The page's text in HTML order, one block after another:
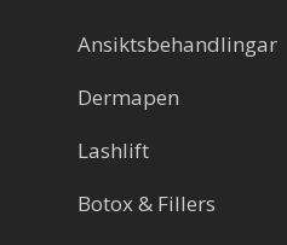
Ansiktsbehandlingar
Dermapen
Lashlift
Botox & Fillers